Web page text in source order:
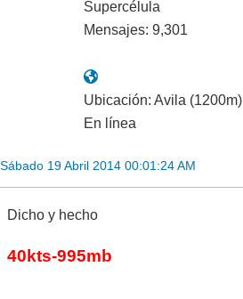
Supercélula
Mensajes: 9,301
Ubicación: Avila (1200m)
En línea
Sábado 19 Abril 2014 00:01:24 AM
Dicho y hecho
40kts-995mb